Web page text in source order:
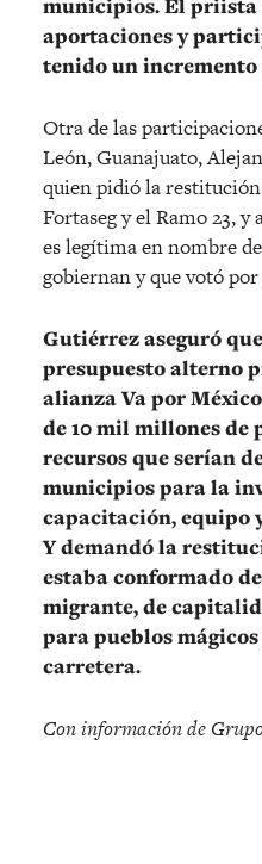
municipios. El priista
aportaciones y
tenido un incremento
Otra de las
León, Guanajuato,
quien pidió la
Fortaseg y el Ramo 23,
es legítima en nombre
gobiernan y que votó
Gutiérrez aseguró
presupuesto alterno
alianza Va por
de 10 mil millones de
recursos que serían
municipios para la
capacitación, equipo
Y demandó la
estaba conformado
migrante, de
para pueblos
carretera.
Con información de